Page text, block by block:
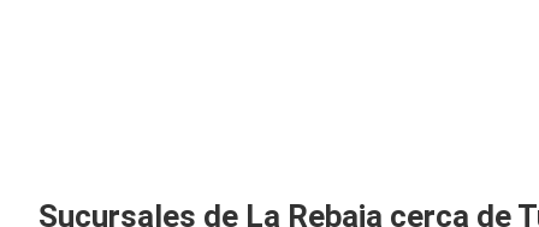
Sucursales de La Rebaja cerca de